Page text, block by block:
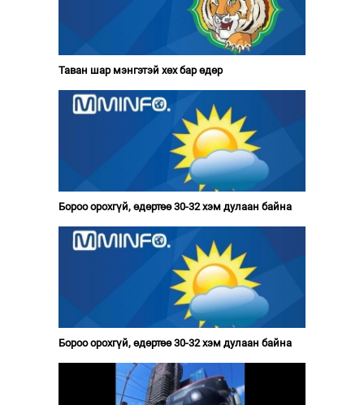
Таван шар мэнгэтэй хөх бар өдөр
Бороо орохгүй, өдөртөө 30-32 хэм дулаан байна
Бороо орохгүй, өдөртөө 30-32 хэм дулаан байна